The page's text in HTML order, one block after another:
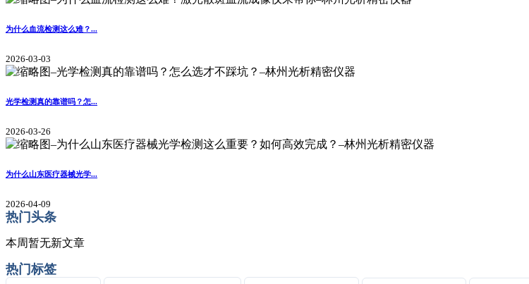
为什么血流检测这么难？...
2026-03-03
光学检测真的靠谱吗？怎...
2026-03-26
为什么山东医疗器械光学...
2026-04-09
热门头条
本周暂无新文章
热门标签